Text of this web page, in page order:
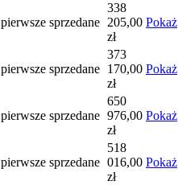
pierwsze sprzedane
338
205,00
zł
Pokaż
pierwsze sprzedane
373
170,00
zł
Pokaż
pierwsze sprzedane
650
976,00
zł
Pokaż
pierwsze sprzedane
518
016,00
zł
Pokaż